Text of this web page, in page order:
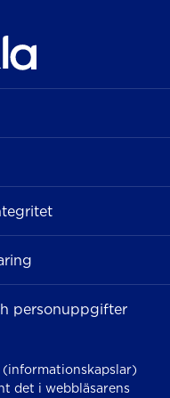
personuppgifter
det i webbläsarens